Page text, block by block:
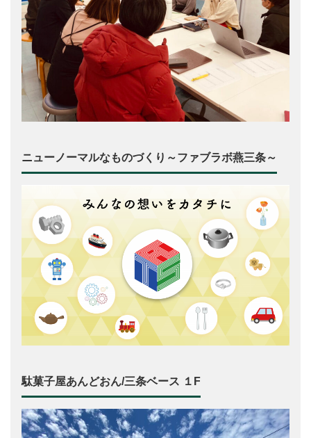
ニューノーマルなものづくり～ファブラボ燕三条～
駄菓子屋あんどおん/三条ベース １F